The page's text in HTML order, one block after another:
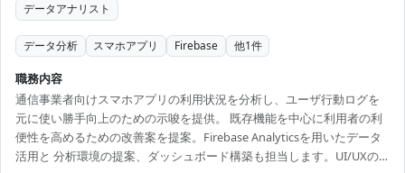
データアナリスト
データ分析 スマホアプリ Firebase 他1件
職務内容
通信事業者向けスマホアプリの利用状況を分析し、ユーザ行動ログを
元に使い勝手向上のための示唆を提供。 既存機能を中心に利用者の利
便性を高めるための改善案を提案。Firebase Analyticsを用いたデータ
活用と 分析環境の提案、ダッシュボード構築も担当します。UI/UXの